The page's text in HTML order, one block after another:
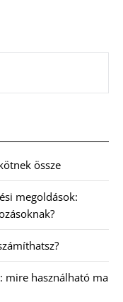
össze
megoldások:
mire használható ma